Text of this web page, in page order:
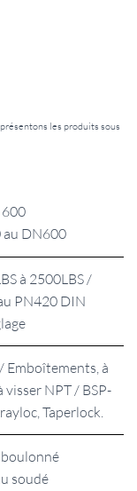
les produits sous
DN600
à 2500LBS /
PN420 DIN
Emboîtements, à
visser NPT / BSP-
Taperlock.
soudé